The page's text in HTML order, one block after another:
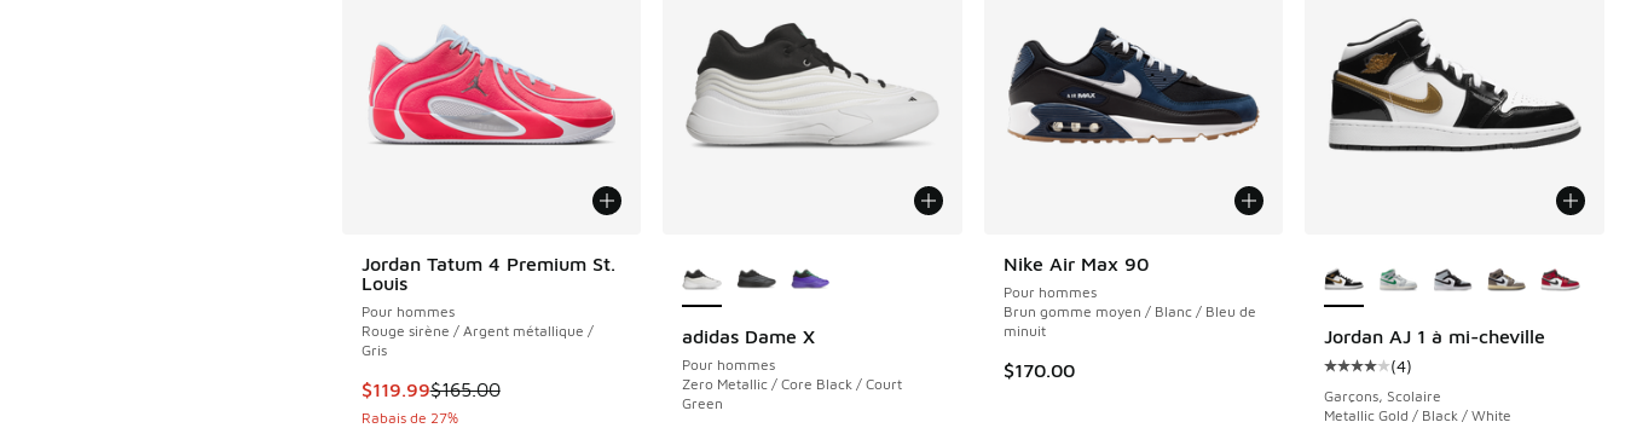
Jordan Tatum 4 Premium St.
Louis
Pour hommes
Rouge sirène / Argent métallique /
Gris
Cet article est en solde. Le prix est passé de $165.00 à $119.99
$119.99$165.00
Rabais de 27%
adidas Dame X
Pour hommes
Zero Metallic / Core Black / Court
Green
Nike Air Max 90
Pour hommes
Brun gomme moyen / Blanc / Bleu de
minuit
$170.00
Jordan AJ 1 à mi-cheville
Cote moyenne du client - [4 sur
(4)
Garçons, Scolaire
Metallic Gold / Black / White